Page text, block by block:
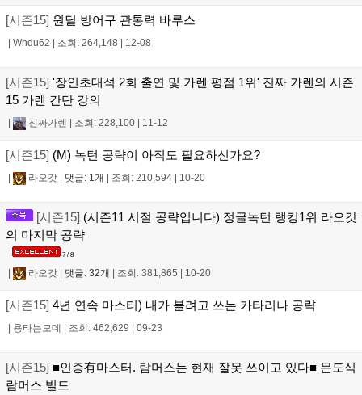
[시즌15] 원딜 방어구 관통력 바루스
| Wndu62 | 조회: 264,148 | 12-08
[시즌15] '장인초대석 2회 출연 및 가렌 평점 1위' 진짜 가렌의 시즌
15 가렌 간단 강의
| 진짜가렌 | 조회: 228,100 | 11-12
[시즌15] (M) 녹턴 공략이 아직도 필요하신가요?
| 라오갓 | 댓글: 1개 | 조회: 210,594 | 10-20
[시즌15] (시즌11 시절 공략입니다) 정글녹턴 랭킹1위 라오갓
의 마지막 공략
7 / 8
라오갓 댓글: 32개 조회: 381,865 10-20
[시즌15] 4년 연속 마스터) 내가 볼려고 쓰는 카타리나 공략
용타는모데 조회: 462,629 09-23
[시즌15] ■인증有마스터. 람머스는 현재 잘못 쓰이고 있다■ 문도식
람머스 빌드